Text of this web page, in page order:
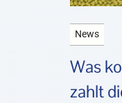
News
Was
zahlt